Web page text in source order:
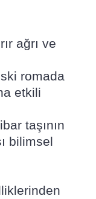
ağrı ve
romada
etkili
taşının
bilimsel